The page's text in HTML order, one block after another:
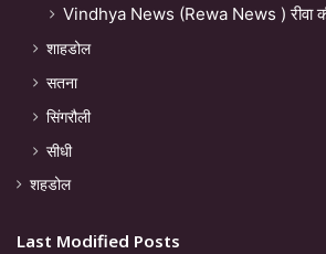
Vindhya News (Rewa News ) रीवा
शाहडोल
सतना
सिंगरौली
सीधी
शहडोल
Last Modified Posts